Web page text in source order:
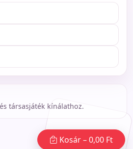
társasjáték kínálathoz.
Kosár –0,00 Ft